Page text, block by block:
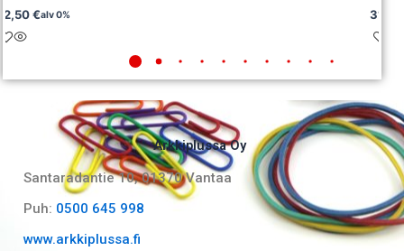
€alv 0%
31,60
Arkkiplussa Oy
Santaradantie 10, 01370 Vantaa​
Puh: 0500 645 998
www.arkkiplussa.fi